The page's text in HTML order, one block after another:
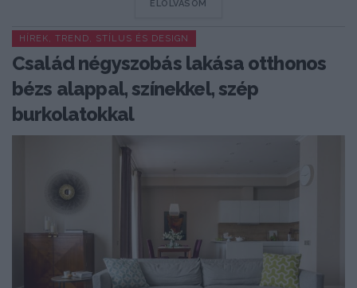
ELOLVASOM
HÍREK, TREND, STÍLUS ÉS DESIGN
Család négyszobás lakása otthonos
bézs alappal, színekkel, szép
burkolatokkal